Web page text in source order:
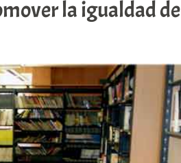
la igualdad de